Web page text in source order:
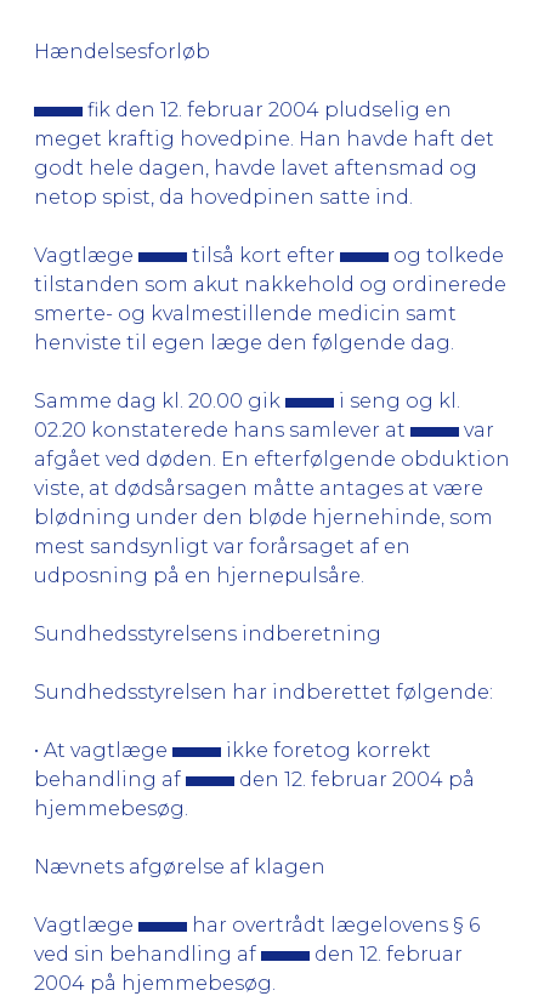
Hændelsesforløb
fik den 12. februar 2004 pludselig en
meget kraftig hovedpine. Han havde haft det
godt hele dagen, havde lavet aftensmad og
netop spist, da hovedpinen satte ind.
Vagtlæge tilså kort efter
og tolkede
tilstanden som akut nakkehold og ordinerede
smerte- og kvalmestillende medicin samt
henviste til egen læge den følgende dag.
Samme dag kl. 20.00 gik
i seng og kl.
02.20 konstaterede hans samlever at
var
afgået ved døden. En efterfølgende obduktion
viste, at dødsårsagen måtte antages at være
blødning under den bløde hjernehinde, som
mest sandsynligt var forårsaget af en
udposning på en hjernepulsåre.
Sundhedsstyrelsens indberetning
Sundhedsstyrelsen har indberettet følgende:
• At vagtlæge
ikke foretog korrekt
behandling af
den 12. februar 2004 på
hjemmebesøg.
Nævnets afgørelse af klagen
Vagtlæge
har overtrådt lægelovens § 6
ved sin behandling af
den 12. februar
2004 på hjemmebesøg.